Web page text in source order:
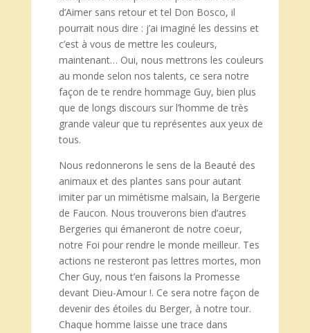
d’Aimer sans retour et tel Don Bosco, il
pourrait nous dire : j’ai imaginé les dessins et
c’est à vous de mettre les couleurs,
maintenant… Oui, nous mettrons les couleurs
au monde selon nos talents, ce sera notre
façon de te rendre hommage Guy, bien plus
que de longs discours sur l’homme de très
grande valeur que tu représentes aux yeux de
tous.
Nous redonnerons le sens de la Beauté des
animaux et des plantes sans pour autant
imiter par un mimétisme malsain, la Bergerie
de Faucon. Nous trouverons bien d’autres
Bergeries qui émaneront de notre coeur,
notre Foi pour rendre le monde meilleur. Tes
actions ne resteront pas lettres mortes, mon
Cher Guy, nous t’en faisons la Promesse
devant Dieu-Amour !. Ce sera notre façon de
devenir des étoiles du Berger, à notre tour.
Chaque homme laisse une trace dans